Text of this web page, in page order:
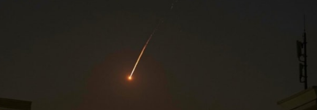
İran'ın Sirik kenti, Mübarek Dağı ile Cask şehri ve Keşm Adası’nda
peşe patlama sesleri duyuldu. Saldırıda Hürmüz Boğazı çevresinde
ait hava savunma sistemleri de hedef alındı. Saldırılara en ağır
yanıt verileceğini duyuran İran, ABD hedeflerine yönelik misilleme
başlattı.